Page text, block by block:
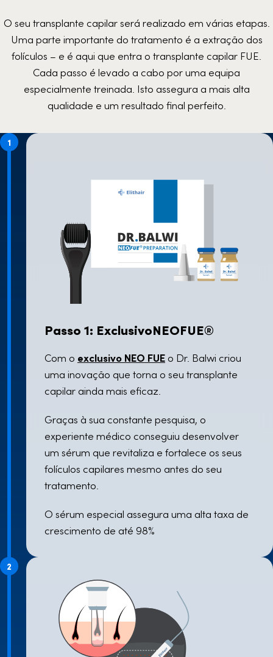
O seu transplante capilar será realizado em várias etapas.
Uma parte importante do tratamento é a extração dos
folículos – e é aqui que entra o transplante capilar FUE.
Cada passo é levado a cabo por uma equipa
especialmente treinada. Isto assegura a mais alta
qualidade e um resultado final perfeito.
1
Passo 1: ExclusivoNEOFUE®
Com o exclusivo NEO FUE o Dr. Balwi criou
uma inovação que torna o seu transplante
capilar ainda mais eficaz.
Graças à sua constante pesquisa, o
experiente médico conseguiu desenvolver
um sérum que revitaliza e fortalece os seus
folículos capilares mesmo antes do seu
tratamento.
O sérum especial assegura uma alta taxa de
crescimento de até 98%
2